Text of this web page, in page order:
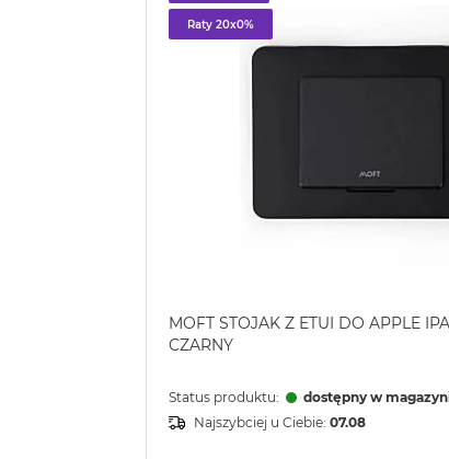
Raty 20x0%
MOFT STOJAK Z ETUI DO APPLE
CZARNY
Status produktu:
dostępny w
Najszybciej u Ciebie: 07.08